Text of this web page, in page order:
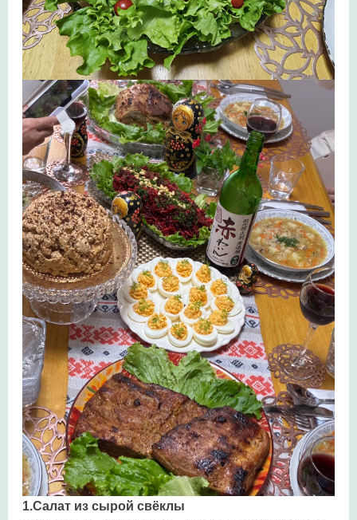
1.Салат из сырой свёклы